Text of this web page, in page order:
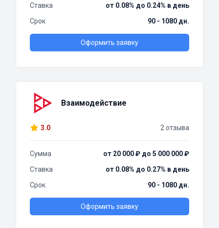
Ставка
от 0.08% до 0.24% в день
Срок
90 - 1080 дн.
Оформить заявку
Взаимодействие
3.0 2 отзыва
Сумма
от 20 000 ₽ до 5 000 000 ₽
Ставка
от 0.08% до 0.27% в день
Срок
90 - 1080 дн.
Оформить заявку